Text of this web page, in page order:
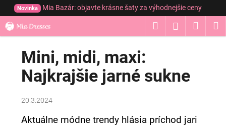
Prejsť
obsah
Novinka Mia Bazár: objavte krásne šaty za výhodnejšie ceny
Hľadať
Mini, midi, maxi:
Najkrajšie jarné sukne
20.3.2024
Aktuálne módne trendy hlásia príchod jari
o
Späť
Späť